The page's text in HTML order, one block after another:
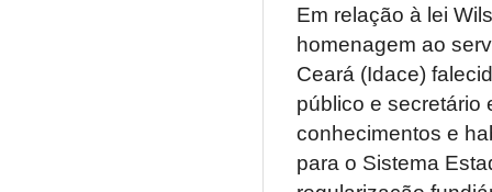
Em relação à lei
homenagem ao
Ceará (Idace)
público e secretário
conhecimentos e
para o Sistema